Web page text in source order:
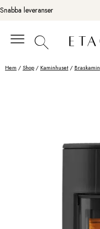
Fortsätt
till
Snabba leveranser
Hem /Shop / Kaminhuset / Braskamin